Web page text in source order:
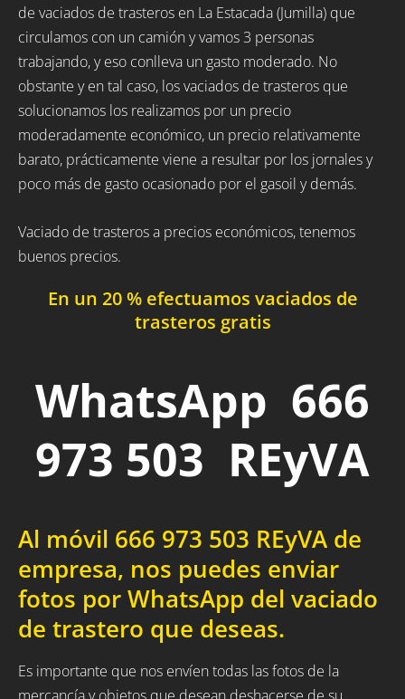
de vaciados de trasteros en La Estacada (Jumilla) que
circulamos con un camión y vamos 3 personas
trabajando, y eso conlleva un gasto moderado. No
obstante y en tal caso, los vaciados de trasteros que
solucionamos los realizamos por un precio
moderadamente económico, un precio relativamente
barato, prácticamente viene a resultar por los jornales y
poco más de gasto ocasionado por el gasoil y demás.
Vaciado de trasteros a precios económicos, tenemos
buenos precios.
En un 20 % efectuamos vaciados de
trasteros gratis
WhatsApp 666
973 503 REyVA
Al móvil 666 973 503 REyVA de
empresa, nos puedes enviar
fotos por WhatsApp del vaciado
de trastero que deseas.
Es importante que nos envíen todas las fotos de la